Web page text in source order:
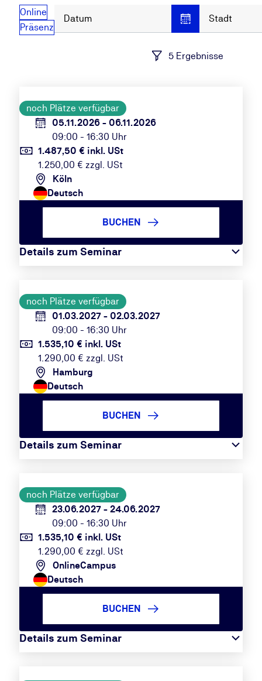
Online
Präsenz
Datum Stadt
5 Ergebnisse
noch Plätze verfügbar
05.11.2026 - 06.11.2026
09:00 - 16:30 Uhr
1.487,50 € inkl. USt
1.250,00 € zzgl. USt
Köln
Deutsch
Details zum Seminar
BUCHEN
noch Plätze verfügbar
01.03.2027 - 02.03.2027
09:00 - 16:30 Uhr
1.535,10 € inkl. USt
1.290,00 € zzgl. USt
Hamburg
Deutsch
Details zum Seminar
BUCHEN
noch Plätze verfügbar
23.06.2027 - 24.06.2027
09:00 - 16:30 Uhr
1.535,10 € inkl. USt
1.290,00 € zzgl. USt
OnlineCampus
Deutsch
Details zum Seminar
BUCHEN